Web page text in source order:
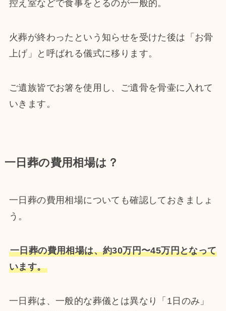
控え室などで食事をとるのが一般的。
火葬が終わったという知らせを受けた後は「お骨
上げ」と呼ばれる儀式に移ります。
ご遺族皆でお箸を使用し、ご遺骨を骨壷に入れて
いきます。
一日葬の費用相場は？
一日葬の費用相場についても確認しておきましょ
う。
一日葬の費用相場は、約30万円〜45万円となって
います。
一日葬は、一般的な葬儀とは異なり「1日のみ」